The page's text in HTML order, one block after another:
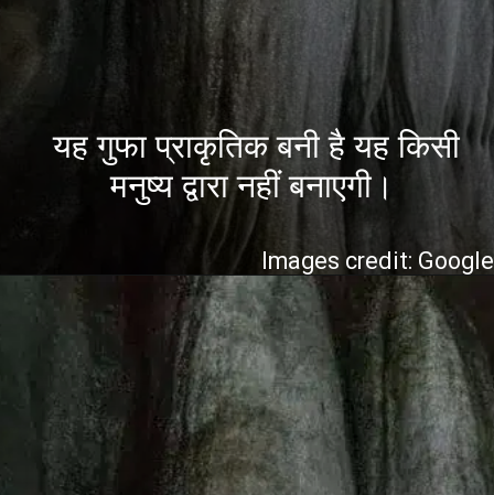
यह गुफा प्राकृतिक बनी है यह किसी
मनुष्य द्वारा नहीं बनाएगी।
Images credit: Google